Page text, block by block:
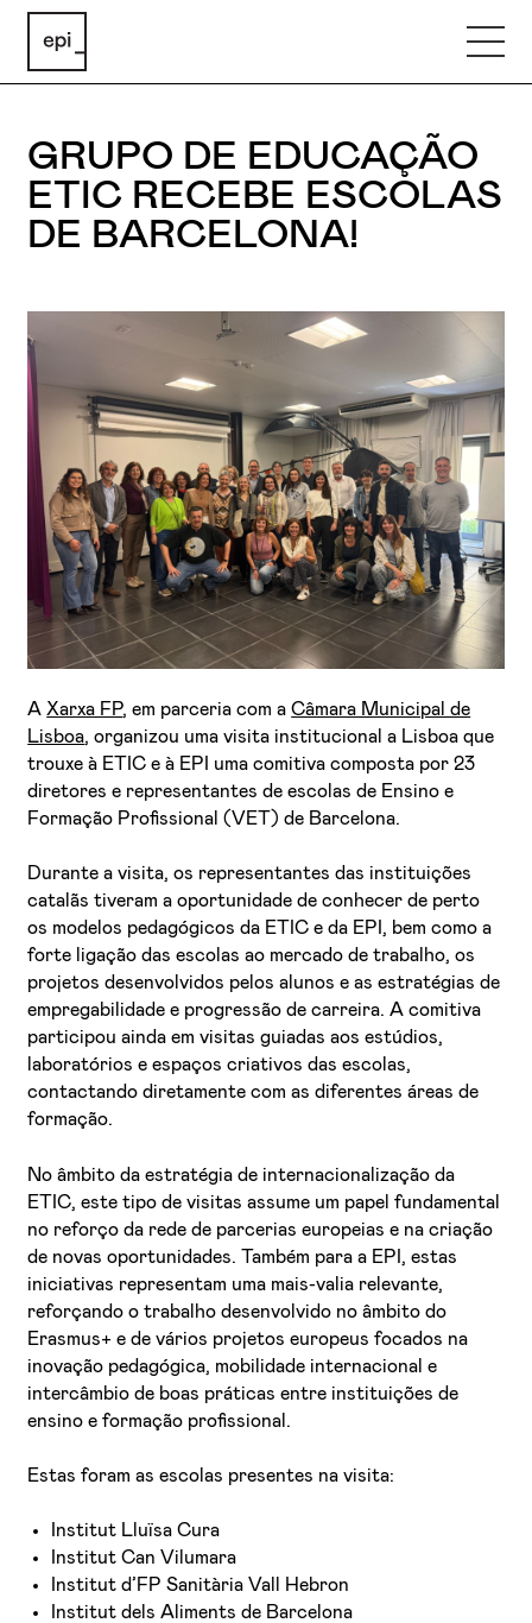
GRUPO DE EDUCAÇÃO
ETIC RECEBE ESCOLAS
DE BARCELONA!
A Xarxa FP, em parceria com aCâmara Municipal de
Lisboa, organizou uma visita institucional a Lisboa que
trouxe à ETIC e à EPI uma comitiva composta por 23
diretores e representantes de escolas de Ensino e
Formação Profissional (VET) de Barcelona.
Durante a visita, os representantes das instituições
catalãs tiveram a oportunidade de conhecer de perto
os modelos pedagógicos da ETIC e da EPI, bem como a
forte ligação das escolas ao mercado de trabalho, os
projetos desenvolvidos pelos alunos e as estratégias de
empregabilidade e progressão de carreira. A comitiva
participou ainda em visitas guiadas aos estúdios,
laboratórios e espaços criativos das escolas,
contactando diretamente com as diferentes áreas de
formação.
No âmbito da estratégia de internacionalização da
ETIC, este tipo de visitas assume um papel fundamental
no reforço da rede de parcerias europeias e na criação
de novas oportunidades. Também para a EPI, estas
iniciativas representam uma mais-valia relevante,
reforçando o trabalho desenvolvido no âmbito do
Erasmus+ e de vários projetos europeus focados na
inovação pedagógica, mobilidade internacional e
intercâmbio de boas práticas entre instituições de
ensino e formação profissional.
Estas foram as escolas presentes na visita:
Institut Lluïsa Cura
Institut Can Vilumara
Institut d’FP Sanitària Vall Hebron
Institut dels Aliments de Barcelona